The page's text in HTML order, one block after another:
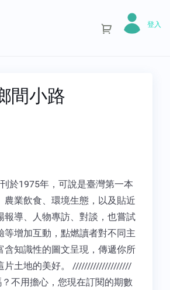
登入
間小路
1975年，可說是臺灣第一本
業飲食、環境生態，以及貼近
導、人物專訪、對談，也嘗試
增加互動，點燃讀者對不同主
含知識性的圖文呈現，傳遞你所
片土地的美好。 ////////////////////
不用擔心，您現在訂閱的期數